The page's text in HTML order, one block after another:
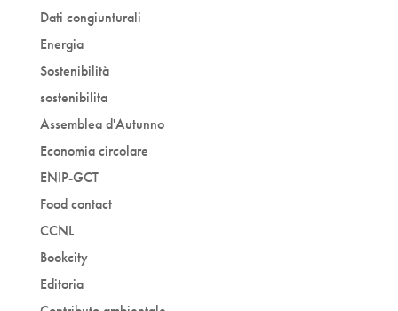
Dati congiunturali
Energia
Sostenibilità
sostenibilita
Assemblea d'Autunno
Economia circolare
ENIP-GCT
Food contact
CCNL
Bookcity
Editoria